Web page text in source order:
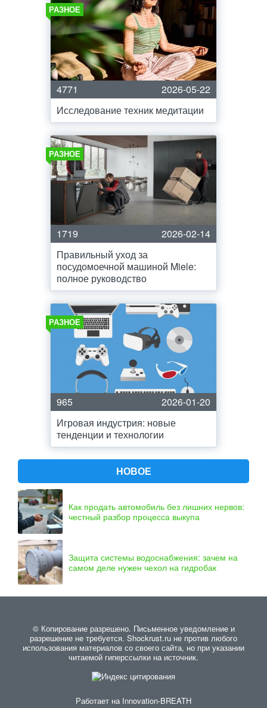
РАЗНОЕ
4771
2026-05-22
Исследование техник медитации
РАЗНОЕ
1719
2026-02-14
Правильный уход за
посудомоечной машиной Miele:
полное руководство
РАЗНОЕ
965
2026-01-20
Игровая индустрия: новые
тенденции и технологии
НОВОЕ
Как продать автомобиль без лишних нервов:
честный разбор процесса выкупа
Защита системы водоснабжения: зачем на
самом деле нужен чехол на гидробак
© Копирование разрешено. Письменное уведомление и
разрешение не требуется. Shockrust.ru не против любого
использования материалов со своего сайта, но при указании
читаемой гиперссылки на источник.
Работает на Innovation-BREATH